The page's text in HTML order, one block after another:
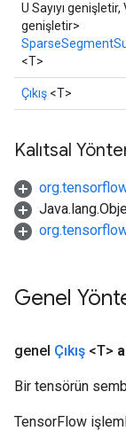
U Sayıyı genişletir,
genişletir>
<T>
Çıkış <T>
Kalıtsal
Genel
genel Çıkış <T>
Bir tensörün
TensorFlow